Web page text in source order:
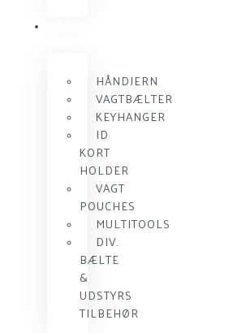
HÅNDJERN
VAGTBÆLTER
KEYHANGER
ID
KORT
HOLDER
VAGT
POUCHES
MULTITOOLS
DIV.
BÆLTE
&
UDSTYRS
TILBEHØR